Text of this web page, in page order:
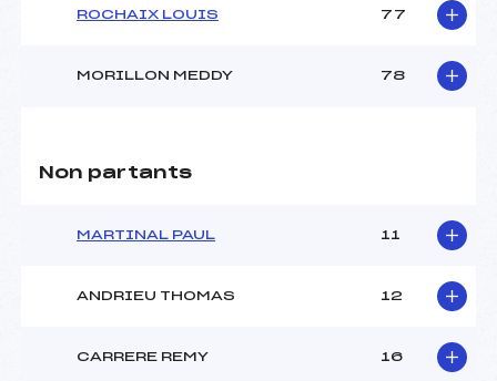
ROCHAIX LOUIS 77
MORILLON MEDDY 78
Non partants
MARTINAL PAUL 11
ANDRIEU THOMAS 12
CARRERE REMY 16